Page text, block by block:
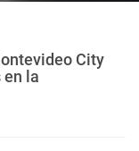
City
en la